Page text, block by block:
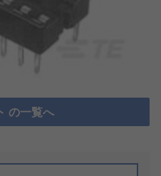
の一覧へ